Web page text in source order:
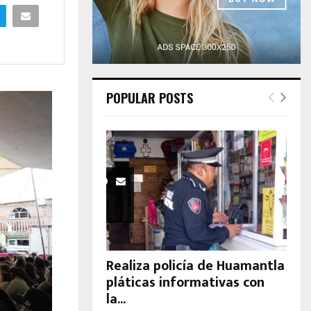
POPULAR POSTS
Realiza policía de Huamantla
pláticas informativas con
la...